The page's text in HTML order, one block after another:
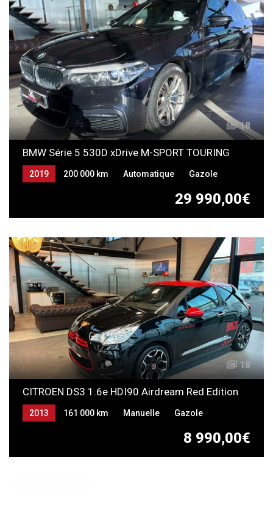
18
BMW Série 5 530D xDrive M-SPORT TOURING
29 990,00€
2019 200 000 km Automatique Gazole
18
CITROEN DS3 1.6e HDI90 Airdream Red Edition
8 990,00€
2013 161 000 km Manuelle Gazole